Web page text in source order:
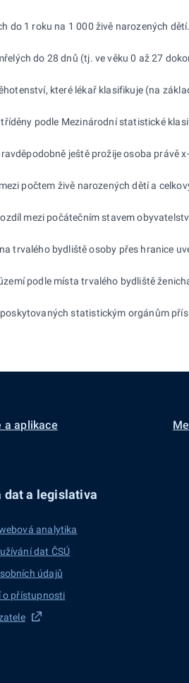
do 1 roku na 1 000 živě narozených dětí.
do 28 dnů (tj. ve věku 0 až 27
které lékař klasifikuje (na
podle Mezinárodní statistické
ještě prožije osoba
počtem živě narozených dětí a
mezi počátečním stavem
trvalého bydliště osoby přes hranice
podle místa trvalého bydliště
statistickým orgánům
a aplikace
dat a legislativa
analytika
dat ČSÚ
údajů
o přístupnosti